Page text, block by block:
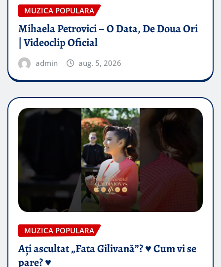
MUZICA POPULARA
Mihaela Petrovici – O Data, De Doua Ori
| Videoclip Oficial
admin aug. 5, 2026
MUZICA POPULARA
Ați ascultat „Fata Gilivană”? ♥️ Cum vi se
pare? ♥️